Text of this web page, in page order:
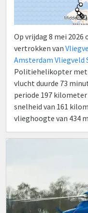
Op vrijdag 8 mei
vertrokken van
Amsterdam Vliegveld
Politiehelikopter met
vlucht duurde 73
periode 197
snelheid van 161
vlieghoogte van 434